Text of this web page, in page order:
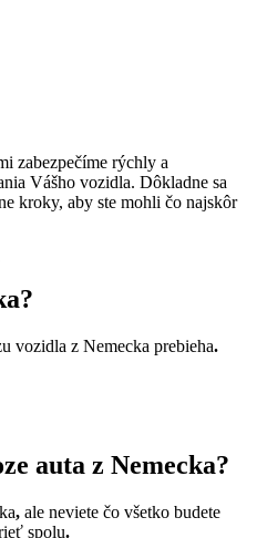
zabezpečíme rýchly a
Vášho vozidla. Dôkladne sa
kroky, aby ste mohli čo najskôr
vozidla z Nemecka prebieha.
auta z Nemecka?
, ale neviete čo všetko budete
spolu.